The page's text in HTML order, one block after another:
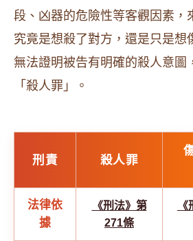
段、凶器的危險性等客觀因素，
究竟是想殺了對方，還是只是想
無法證明被告有明確的殺人意圖
「殺人罪」。
刑責 殺人罪
法律依
據
《刑法》第
271條